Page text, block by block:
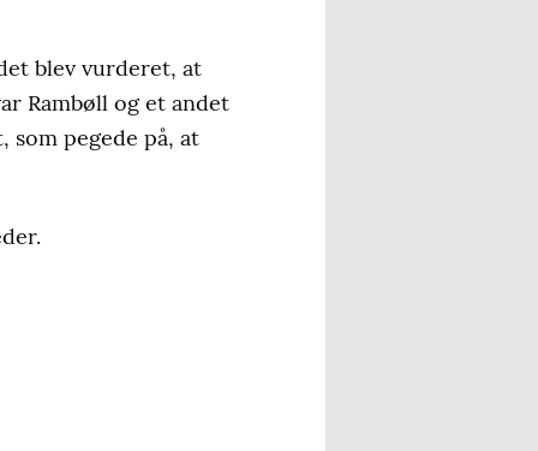
blev vurderet, at
Rambøll og et andet
som pegede på, at